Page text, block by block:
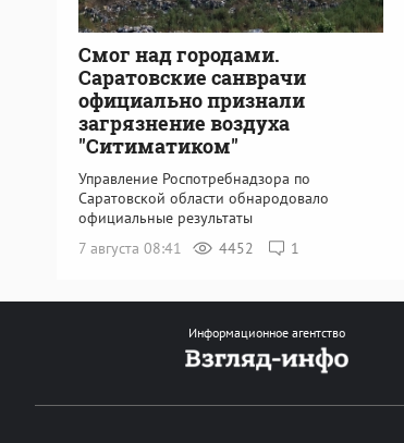
Смог над городами.
Саратовские санврачи
официально признали
загрязнение воздуха
"Ситиматиком"
Управление Роспотребнадзора по
Саратовской области обнародовало
официальные результаты
7 августа 08:41
4452 1
Информационное агентство